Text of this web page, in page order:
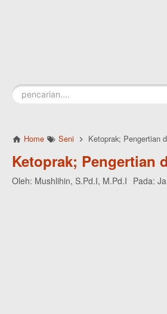
Home Seni Ketoprak; Pengertian
Ketoprak; Pengertian
Oleh: Mushlihin, S.Pd.I, M.Pd.I Pada: